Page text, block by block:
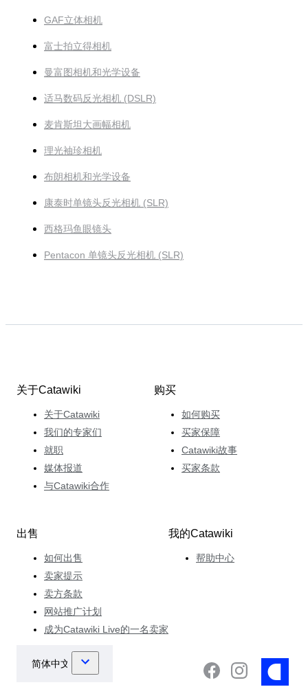
GAF立体相机
富士拍立得相机
曼富图相机和光学设备
适马数码反光相机 (DSLR)
麦肯斯坦大画幅相机
理光袖珍相机
布朗相机和光学设备
康泰时单镜头反光相机 (SLR)
西格玛鱼眼镜头
Pentacon 单镜头反光相机 (SLR)
关于Catawiki
关于Catawiki
我们的专家们
就职
媒体报道
与Catawiki合作
购买
如何购买
买家保障
Catawiki故事
买家条款
出售
如何出售
卖家提示
卖方条款
网站推广计划
成为Catawiki Live的一名卖家
我的Catawiki
帮助中心